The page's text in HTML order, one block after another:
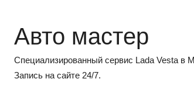
содержимому
Авто мастер
Специализированный сервис Lada Vesta в
Запись на сайте 24/7.